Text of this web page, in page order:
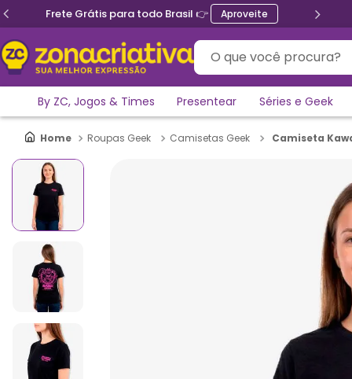
Frete Grátis para todo Brasil 👉 Aproveite
O que você procura?
By ZC, Jogos & Times Presentear Séries e Geek
Roupas Geek Camisetas Geek Camiseta